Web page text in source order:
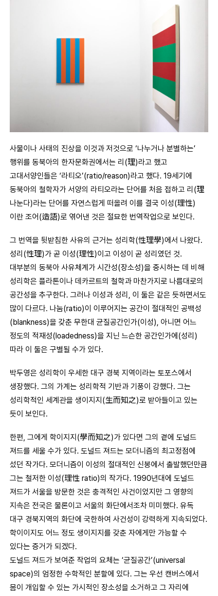
사물이나 사태의 진상을 이것과 저것으로 ‘나누거나 분별하는’
행위를 동북아의 한자문화권에서는 리(理)라고 했고
고대서양인들은 ‘라티오’(ratio/reason)라고 했다. 19세기에
동북아의 철학자가 서양의 라티오라는 단어를 처음 접하고 리(理
나눈다)라는 단어를 자연스럽게 떠올려 이를 결국 이성(理性)
이란 조어(造語)로 엮어낸 것은 절묘한 번역작업으로 보인다.
그 번역을 뒷받침한 사유의 근거는 성리학(性理學)에서 나왔다.
성리(性理)가 곧 이성(理性)이고 이성이 곧 성리였던 것.
대부분의 동북아 사유체계가 시간성(장소성)을 중시하는 데 비해
성리학은 플라톤이나 데카르트의 철학과 마찬가지로 나름대로의
공간성을 추구한다. 그러나 이성과 성리, 이 둘은 같은 듯하면서도
많이 다르다. 나눔(ratio)이 이루어지는 공간이 절대적인 공백성
(blankness)을 갖춘 무한대 균질공간인가(이성), 아니면 어느
정도의 적재성(loadedness)을 지닌 느슨한 공간인가에(성리)
따라 이 둘은 구별될 수가 있다.
박두영은 성리학이 우세한 대구 경북 지역이라는 토포스에서
생장했다. 그의 가계는 성리학적 기반과 기풍이 강했다. 그는
성리학적인 세계관을 생이지지(生而知之)로 받아들이고 있는
듯이 보인다.
한편, 그에게 학이지지(學而知之)가 있다면 그의 곁에 도널드
져드를 세울 수가 있다. 도널드 져드는 모더니즘의 최고정점에
섰던 작가다. 모더니즘이 이성의 절대적인 신봉에서 출발했던만큼
그는 철저한 이성(理性 ratio)의 작가다. 1990년대에 도널드
져드가 서울을 방문한 것은 충격적인 사건이었지만 그 영향의
지속은 전국은 물론이고 서울의 화단에서조차 미미했다. 유독
대구 경북지역의 화단에 국한하여 사건성이 강력하게 지속되었다.
학이이지도 어느 정도 생이지지를 갖춘 자에게만 가능할 수
있다는 증거가 되겠다.
도널드 져드가 보여준 작업의 요체는 ‘균질공간’(universal
space)의 엄정한 수학적인 분할에 있다. 그는 우선 캔버스에서
몸이 개입할 수 있는 가시적인 장소성을 소거하고 그 자리에